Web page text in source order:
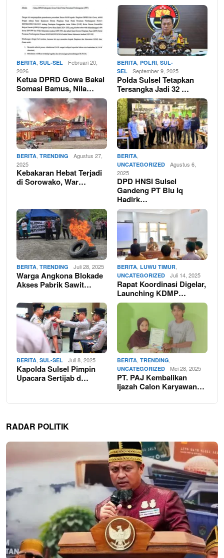
BERITA SUL-SEL
Februari 20,
2026
Ketua DPRD Gowa Bakal
Somasi Bamus, Nila…
BERITA POLRI SUL-
SEL
September 9, 2025
Polda Sulsel Tetapkan
Tersangka Jadi 32 …
BERITA, TRENDING
Agustus 27,
2025
Kebakaran Hebat Terjadi
di Sorowako, War…
BERITA,
UNCATEGORIZED
Agustus 6,
2025
DPD HNSI Sulsel
Gandeng PT Blu Iq
Hadirk…
BERITA TRENDING Juli 28, 2025
Warga Angkona Blokade
Akses Pabrik Sawit…
BERITA LUWU TIMUR
UNCATEGORIZED Juli 14, 2025
Rapat Koordinasi Digelar,
Launching KDMP…
BERITA SUL-SEL Juli 8, 2025
Kapolda Sulsel Pimpin
Upacara Sertijab d…
BERITA TRENDING
UNCATEGORIZED Mei 28, 2025
PT. PAJ Kembalikan
Ijazah Calon Karyawan…
RADAR POLITIK